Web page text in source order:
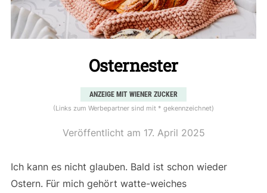
Osternester
ANZEIGE MIT WIENER ZUCKER
(Links zum Werbepartner sind mit * gekennzeichnet)
Veröffentlicht am 17. April 2025
Ich kann es nicht glauben. Bald ist schon wieder
Ostern. Für mich gehört watte-weiches